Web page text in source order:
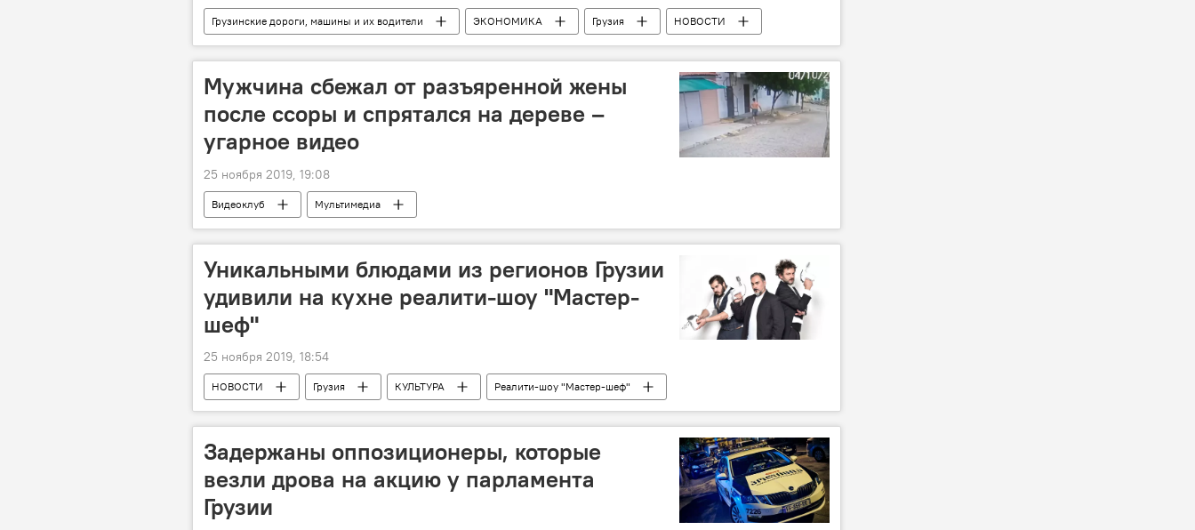
Грузинские дороги, машины и их водители ЭКОНОМИКА Грузия НОВОСТИ
Мужчина сбежал от разъяренной жены
после ссоры и спрятался на дереве –
угарное видео
25 ноября 2019, 19:08
Видеоклуб Мультимедиа
Уникальными блюдами из регионов Грузии
удивили на кухне реалити-шоу "Мастер-
шеф"
25 ноября 2019, 18:54
НОВОСТИ Грузия КУЛЬТУРА
Реалити-шоу "Мастер-шеф"
Грузинская кухня
Культурная жизнь Грузии Тбилиси
Задержаны оппозиционеры, которые
везли дрова на акцию у парламента
Грузии